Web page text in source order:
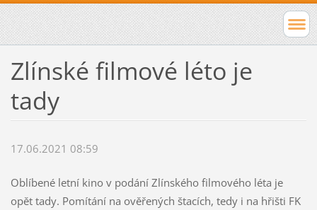
Zlínské filmové léto je
tady
17.06.2021 08:59
Oblíbené letní kino v podání Zlínského filmového léta je
opět tady. Pomítání na ověřených štacích, tedy i na hřišti FK